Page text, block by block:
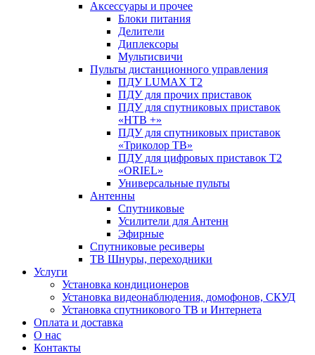
Аксессуары и прочее
Блоки питания
Делители
Диплексоры
Мультисвичи
Пульты дистанционного управления
ПДУ LUMAX Т2
ПДУ для прочих приставок
ПДУ для спутниковых приставок
«НТВ +»
ПДУ для спутниковых приставок
«Триколор ТВ»
ПДУ для цифровых приставок Т2
«ORIEL»
Универсальные пульты
Антенны
Спутниковые
Усилители для Антенн
Эфирные
Спутниковые ресиверы
ТВ Шнуры, переходники
Услуги
Установка кондиционеров
Установка видеонаблюдения, домофонов, СКУД
Установка спутникового ТВ и Интернета
Оплата и доставка
О нас
Контакты